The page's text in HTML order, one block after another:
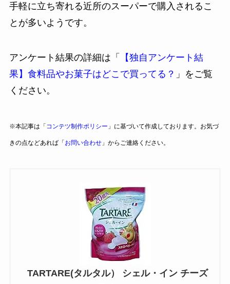
手軽に立ち寄れる近所のスーパーで購入されるこ
とが多いようです。
アンケート結果の詳細は「
【独自アンケート結
果】食料品やお菓子はどこで買ってる？ 」をご覧
ください。
※本記事は「 コンテツ制作ポリシー 」に基づいて作成しております。お気づ
きの点などあれば「お問い合わせ」からご連絡ください。
TARTARE(タルタル） シェル・イン チーズ